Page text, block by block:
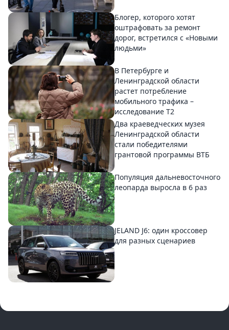
Блогер, которого хотят
оштрафовать за ремонт
дорог, встретился с «Новыми
людьми»
В Петербурге и
Ленинградской области
растет потребление
мобильного трафика –
исследование T2
Два краеведческих музея
Ленинградской области
стали победителями
грантовой программы ВТБ
Популяция дальневосточного
леопарда выросла в 6 раз
JELAND J6: один кроссовер
для разных сценариев